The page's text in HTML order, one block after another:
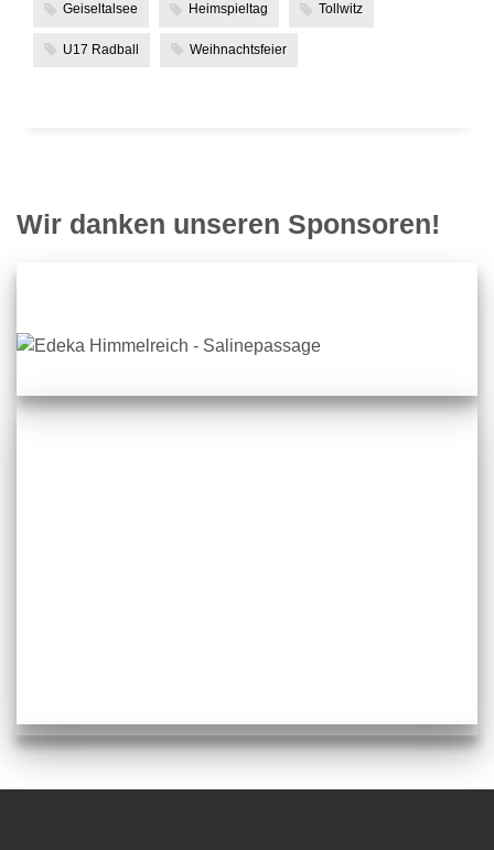
Geiseltalsee Heimspieltag Tollwitz
U17 Radball Weihnachtsfeier
Wir danken unseren Sponsoren!